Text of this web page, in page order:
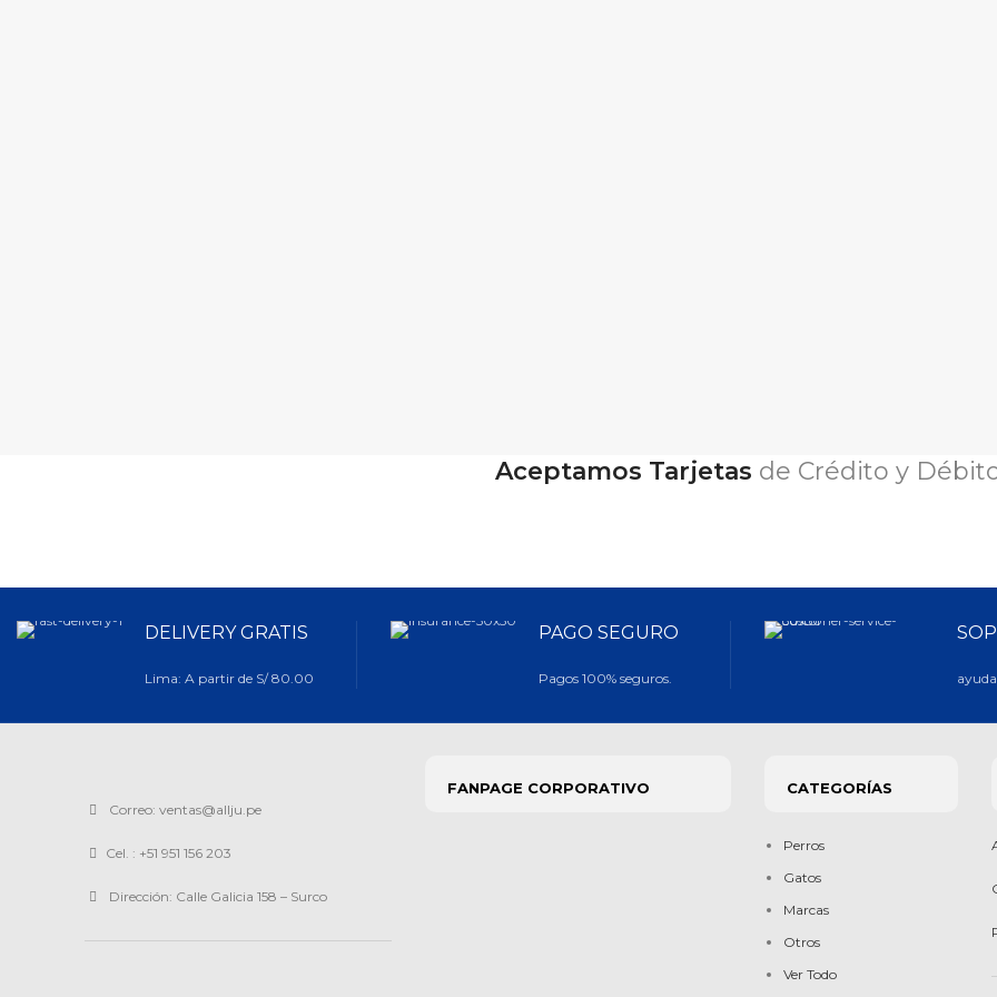
Aceptamos Tarjetas de Crédito y
DELIVERY GRATIS
Lima: A partir de S/ 80.00
PAGO SEGURO
Pagos 100% seguros.
Correo: ventas@allju.pe
Cel. : +51 951 156 203
Dirección: Calle Galicia 158 – Surco
FANPAGE CORPORATIVO CATEGORÍAS
Perros
Gatos
Marcas
Otros
Ver Todo